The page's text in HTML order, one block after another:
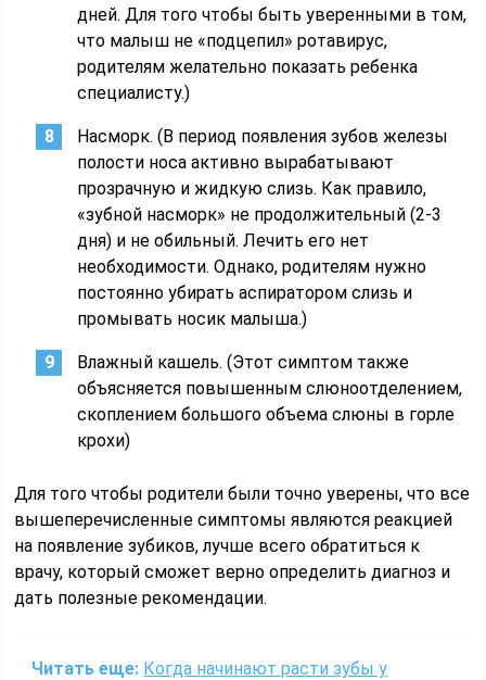
дней. Для того чтобы быть уверенными в том,
что малыш не «подцепил» ротавирус,
родителям желательно показать ребенка
специалисту.)
Насморк. (В период появления зубов железы
полости носа активно вырабатывают
прозрачную и жидкую слизь. Как правило,
«зубной насморк» не продолжительный (2-3
дня) и не обильный. Лечить его нет
необходимости. Однако, родителям нужно
постоянно убирать аспиратором слизь и
промывать носик малыша.)
Влажный кашель. (Этот симптом также
объясняется повышенным слюноотделением,
скоплением большого объема слюны в горле
крохи)
Для того чтобы родители были точно уверены, что все
вышеперечисленные симптомы являются реакцией
на появление зубиков, лучше всего обратиться к
врачу, который сможет верно определить диагноз и
дать полезные рекомендации.
Читать еще: Когда начинают расти зубы у